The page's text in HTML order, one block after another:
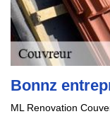
Bonnz
ML Renovation